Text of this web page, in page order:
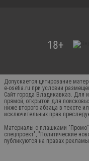
Допускается цитирование
e-osetia.ru при условии
Сайт города Владикавказ. Для
прямой, открытой для
ниже второго абзаца в тексте
исключительных прав
Материалы с плашками
спецпроект", "Политические
публикуются на правах